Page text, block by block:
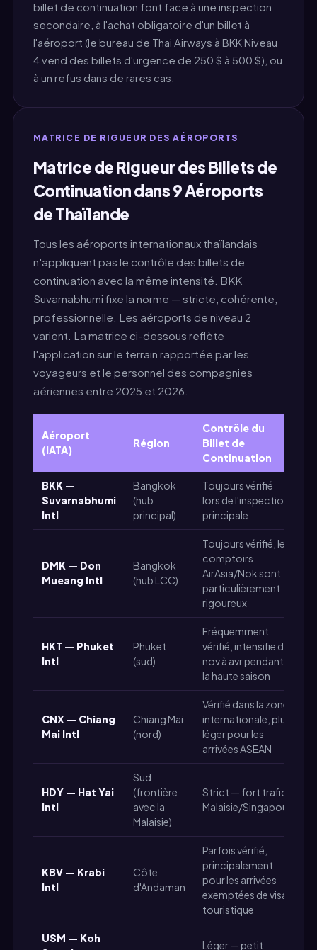
billet de continuation font face à une inspection
secondaire, à l'achat obligatoire d'un billet à
l'aéroport (le bureau de Thai Airways à BKK Niveau
4 vend des billets d'urgence de 250 $ à 500 $), ou
à un refus dans de rares cas.
MATRICE DE RIGUEUR DES AÉROPORTS
Matrice de Rigueur des Billets de
Continuation dans 9 Aéroports
de Thaïlande
Tous les aéroports internationaux thaïlandais
n'appliquent pas le contrôle des billets de
continuation avec la même intensité. BKK
Suvarnabhumi fixe la norme — stricte, cohérente,
professionnelle. Les aéroports de niveau 2
varient. La matrice ci-dessous reflète
l'application sur le terrain rapportée par les
voyageurs et le personnel des compagnies
aériennes entre 2025 et 2026.
Aéroport
(IATA)
Région
Contrôle du
Billet de
Continuation
BKK —
Suvarnabhumi
Intl
Bangkok
(hub
principal)
Toujours vérifié
lors de l'inspection
principale
DMK — Don
Mueang Intl
Bangkok
(hub LCC)
Toujours vérifié, les
comptoirs
AirAsia/Nok sont
particulièrement
rigoureux
HKT — Phuket
Intl
Phuket
(sud)
Fréquemment
vérifié, intensifie de
nov à avr pendant
la haute saison
CNX — Chiang
Mai Intl
Chiang Mai
(nord)
Vérifié dans la zone
internationale, plus
léger pour les
arrivées ASEAN
HDY — Hat Yai
Intl
Sud
(frontière
avec la
Malaisie)
Strict — fort trafic
Malaisie/Singapour
KBV — Krabi
Intl
Côte
d'Andaman
Parfois vérifié,
principalement
pour les arrivées
exemptées de visa
touristique
USM — Koh
Léger — petit